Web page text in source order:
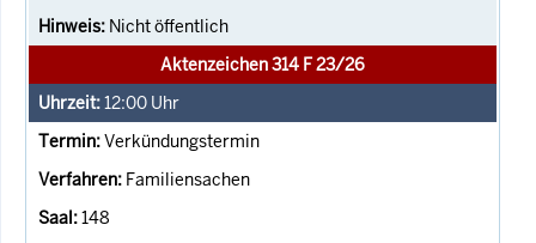
Nicht öffentlich
Aktenzeichen 314 F 23/26
12:00 Uhr
Verkündungstermin
Familiensachen
148